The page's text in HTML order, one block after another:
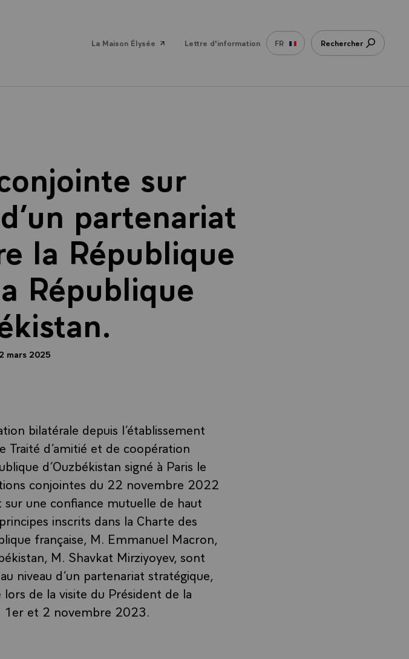
La Maison Élysée Lettre d'information FR Rechercher
sur
partenariat
la République
République
mars 2025
bilatérale depuis l’établissement
d’amitié et de coopération
d’Ouzbékistan signé à Paris le
conjointes du 22 novembre 2022
une confiance mutuelle de haut
inscrits dans la Charte des
française, M. Emmanuel Macron,
M. Shavkat Mirziyoyev, sont
niveau d’un partenariat stratégique,
de la visite du Président de la
1er et 2 novembre 2023.